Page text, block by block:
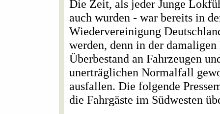
Die Zeit, als jeder Junge
auch wurden - war bereits in
Wiedervereinigung
werden, denn in der
Überbestand an Fahrzeugen
unerträglichen Normalfall
ausfallen. Die folgende
die Fahrgäste im Südwesten